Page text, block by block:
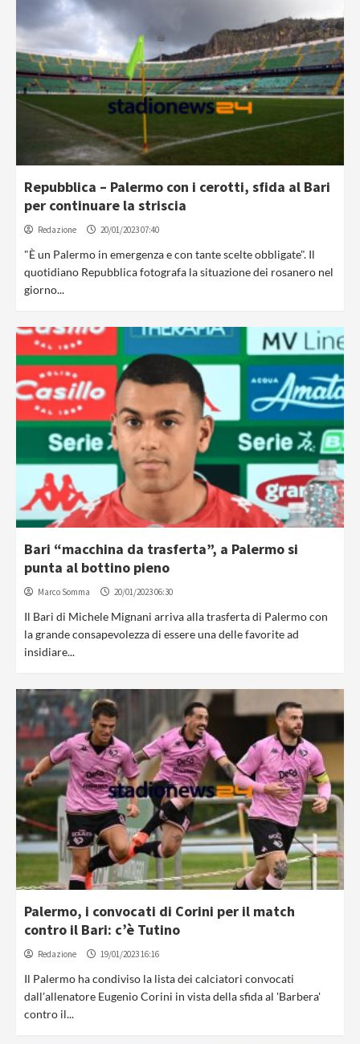
Repubblica – Palermo con i cerotti, sfida al Bari
per continuare la striscia
Redazione 20/01/2023 07:40
"È un Palermo in emergenza e con tante scelte obbligate". Il
quotidiano Repubblica fotografa la situazione dei rosanero nel
giorno...
Bari “macchina da trasferta”, a Palermo si
punta al bottino pieno
Marco Somma 20/01/2023 06:30
Il Bari di Michele Mignani arriva alla trasferta di Palermo con
la grande consapevolezza di essere una delle favorite ad
insidiare...
Palermo, i convocati di Corini per il match
contro il Bari: c’è Tutino
Redazione 19/01/2023 16:16
Il Palermo ha condiviso la lista dei calciatori convocati
dall'allenatore Eugenio Corini in vista della sfida al 'Barbera'
contro il...